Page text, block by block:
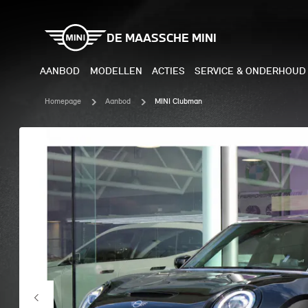
DE MAASSCHE MINI
AANBOD MODELLEN
MINI COOPER ELECTRIC
MINI ACEMAN ELECTRIC
MINI COUNTRYMAN ELECTRIC
JOHN COOPER WORKS
ELECTRIC
MINI
MINI
MINI
ACTIES SERVICE & ONDERHOUD
Homepage Aanbod MINI Clubman